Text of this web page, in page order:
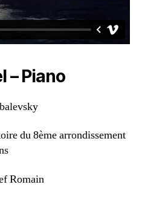
– Piano
du 8ème arrondissement
Romain